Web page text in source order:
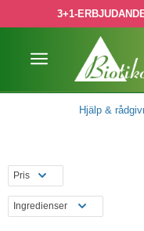
till huvudinnehåll
Hoppa till sökning
Hoppa till3+1-
Hjälp &
Pris
Ingredienser